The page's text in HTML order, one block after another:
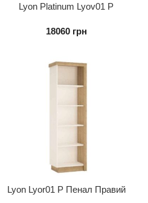
Lyon Platinum Lyov01 P
18060 грн
Lyon Lyor01 P Пенал Правий